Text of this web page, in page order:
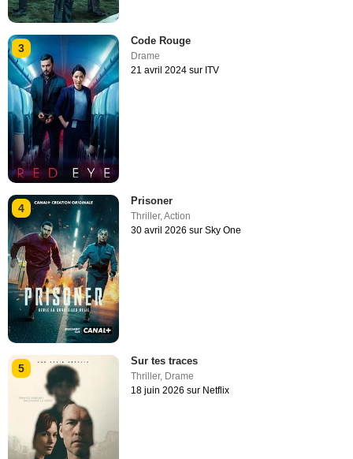
3
Code Rouge
Drame
21 avril 2024 sur ITV
4
Prisoner
Thriller,Action
30 avril 2026 sur Sky One
5
Sur tes traces
Thriller, Drame
18 juin 2026 sur Netflix